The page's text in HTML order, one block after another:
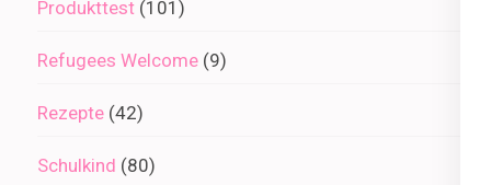
Produkttest (101)
Refugees Welcome (9)
Rezepte (42)
Schulkind (80)